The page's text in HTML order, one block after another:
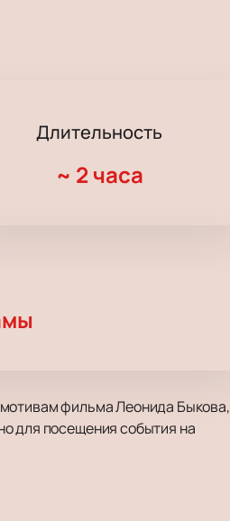
Длительность
~ 2 часа
мотивам фильма Леонида Быкова,
для посещения события на